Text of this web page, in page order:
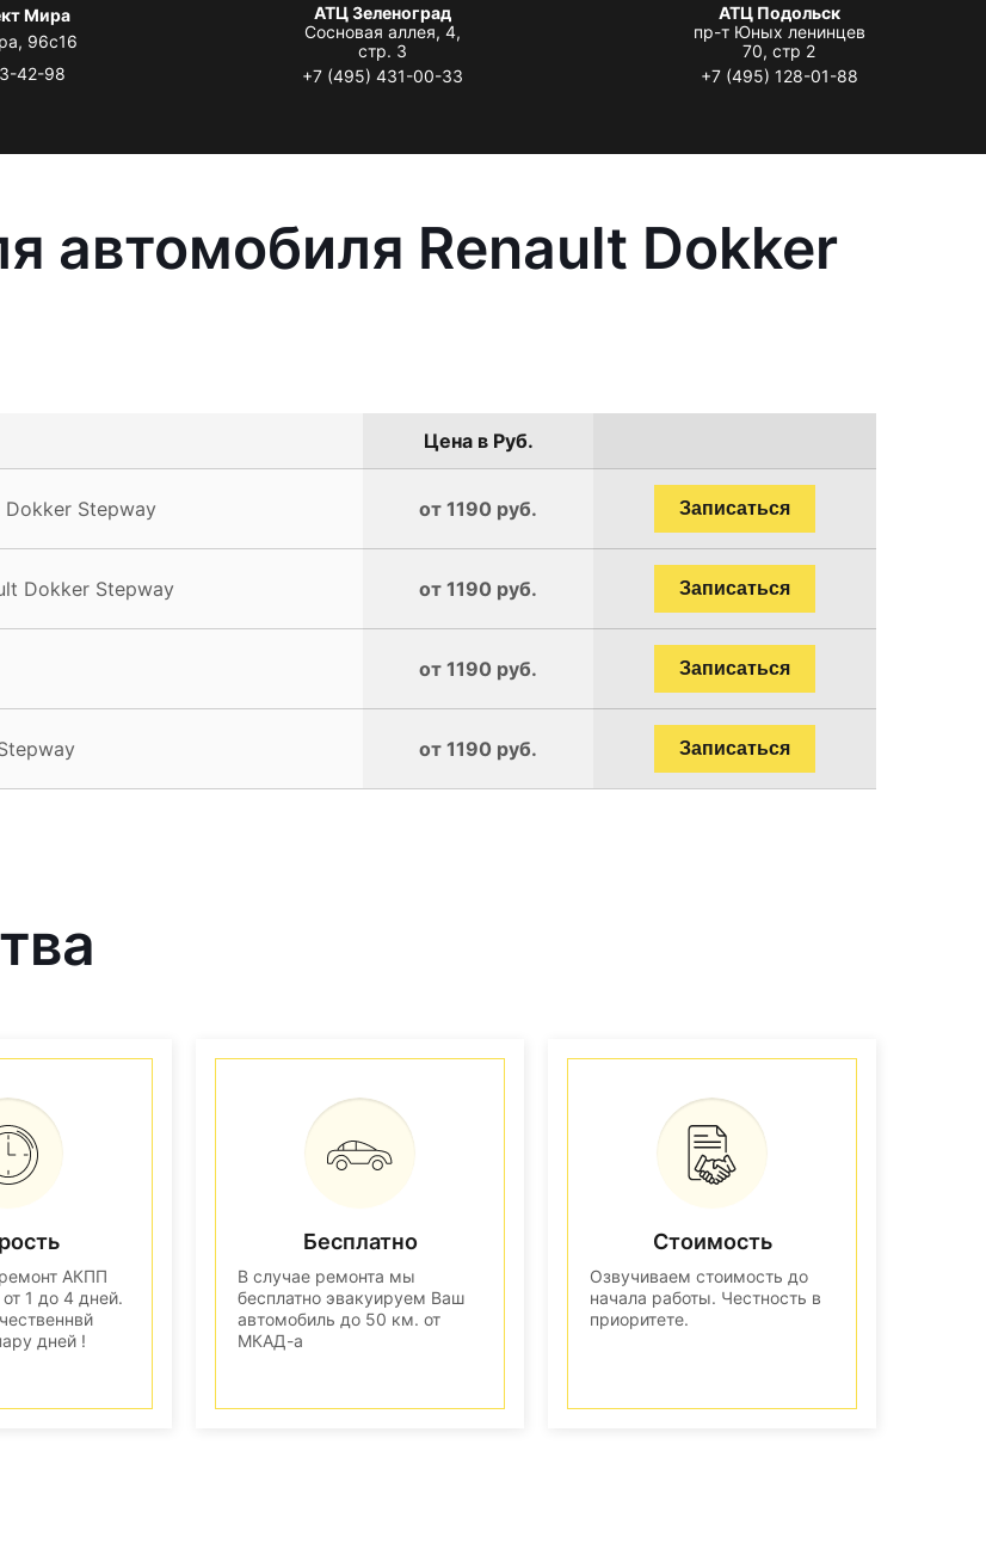
Мира
96с16
42-98
АТЦ Зеленоград
Сосновая аллея, 4,
стр. 3
+7 (495) 431-00-33
АТЦ Подольск
пр-т Юных ленинцев
70, стр 2
+7 (495) 128-01-88
автомобиля Renault Dokker
Цена в Руб.
Dokker Stepway от 1190 руб. Записаться
Dokker Stepway от 1190 руб. Записаться
от 1190 руб. Записаться
от 1190 руб. Записаться
АКПП
1 до 4 дней.
дней !
Бесплатно
В случае ремонта мы
бесплатно эвакуируем Ваш
автомобиль до 50 км. от
МКАД-а
Стоимость
Озвучиваем стоимость до
начала работы. Честность в
приоритете.